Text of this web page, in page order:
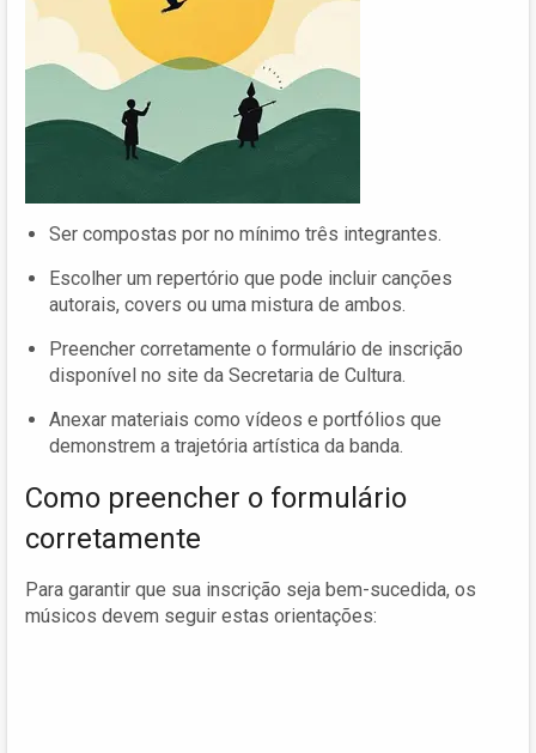
Ser compostas por no mínimo três integrantes.
Escolher um repertório que pode incluir canções
autorais, covers ou uma mistura de ambos.
Preencher corretamente o formulário de inscrição
disponível no site da Secretaria de Cultura.
Anexar materiais como vídeos e portfólios que
demonstrem a trajetória artística da banda.
Como preencher o formulário
corretamente
Para garantir que sua inscrição seja bem-sucedida, os
músicos devem seguir estas orientações: